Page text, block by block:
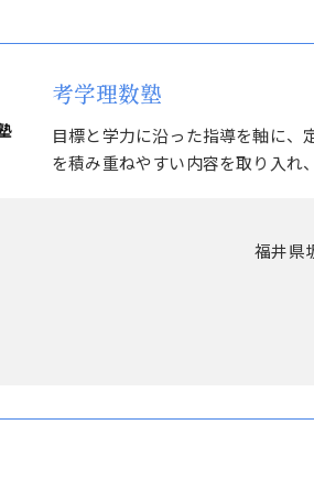
考学理数塾
目標と学力に沿った指導を軸に、
を積み重ねやすい内容を取り入れ
福井県